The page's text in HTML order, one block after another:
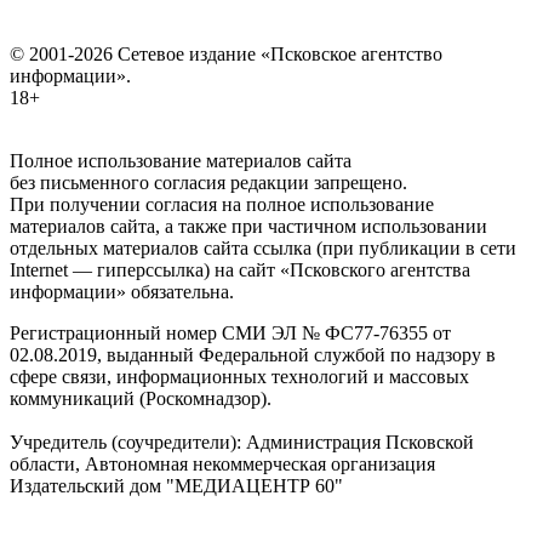
© 2001-2026 Сетевое издание «Псковское агентство
информации».
18+
Полное использование материалов сайта
без письменного согласия редакции запрещено.
При получении согласия на полное использование
материалов сайта, а также при частичном использовании
отдельных материалов сайта ссылка (при публикации в сети
Internet — гиперссылка) на сайт «Псковского агентства
информации» обязательна.
Регистрационный номер СМИ ЭЛ № ФС77-76355 от
02.08.2019, выданный Федеральной службой по надзору в
сфере связи, информационных технологий и массовых
коммуникаций (Роскомнадзор).
Учредитель (соучредители): Администрация Псковской
области, Автономная некоммерческая организация
Издательский дом "МЕДИАЦЕНТР 60"